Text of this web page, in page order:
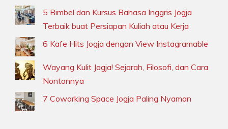
5 Bimbel dan Kursus Bahasa Inggris Jogja
Terbaik buat Persiapan Kuliah atau Kerja
6 Kafe Hits Jogja dengan View Instagramable
Wayang Kulit Jogja! Sejarah, Filosofi, dan Cara
Nontonnya
7 Coworking Space Jogja Paling Nyaman